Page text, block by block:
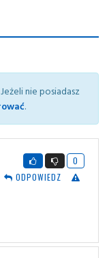
nie posiadasz
.
0
ODPOWIEDZ